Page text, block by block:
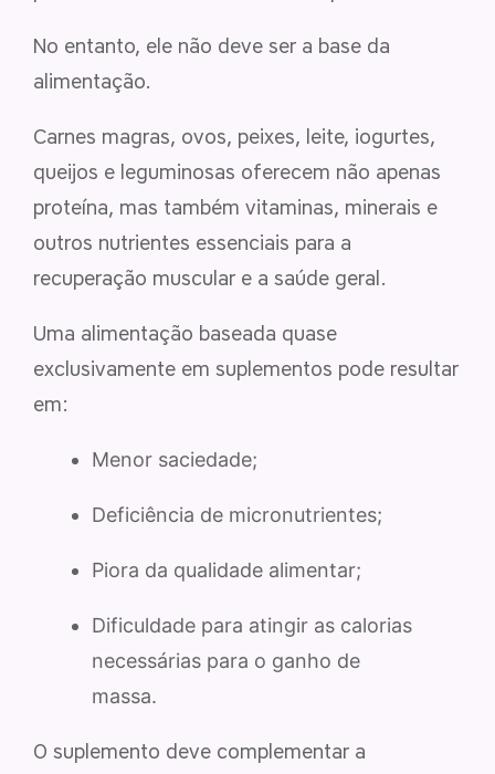
No entanto, ele não deve ser a base da
alimentação.
Carnes magras, ovos, peixes, leite, iogurtes,
queijos e leguminosas oferecem não apenas
proteína, mas também vitaminas, minerais e
outros nutrientes essenciais para a
recuperação muscular e a saúde geral.
Uma alimentação baseada quase
exclusivamente em suplementos pode resultar
em:
Menor saciedade;
Deficiência de micronutrientes;
Piora da qualidade alimentar;
Dificuldade para atingir as calorias
necessárias para o ganho de
massa.
O suplemento deve complementar a